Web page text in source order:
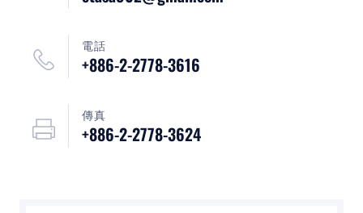
聯絡我們
POLICY
電話
+886-2-2778-3616
傳真
+886-2-2778-3624